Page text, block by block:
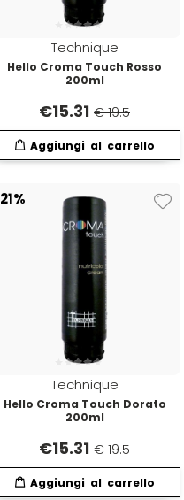
Invisibobble
JRL
Jvone Milano
Kemon
Kemon Actyva
Kerastase
Technique
Hello Croma Touch Rosso
200ml
€15.31 € 19.5
21%
Technique
Hello Croma Touch Dorato
200ml
€15.31 € 19.5